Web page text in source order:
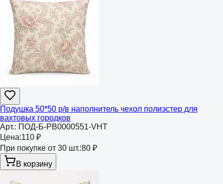
Подушка 50*50 р/в наполнитель чехол полиэстер для
вахтовых городков
Арт.: ПОД-Б-РВ0000551-VHT
Цена:110 ₽
При покупке от 30 шт.:80 ₽
В корзину